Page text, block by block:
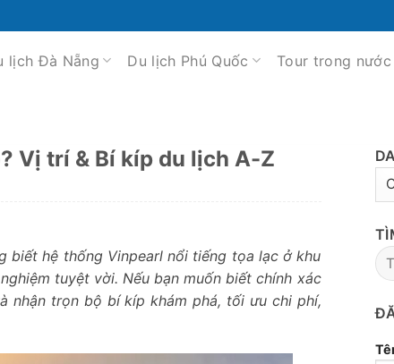
lịch Đà Nẵng Du lịch Phú Quốc Tour trong nước
Vị trí & Bí kíp du lịch A-Z
biết hệ thống Vinpearl nổi tiếng tọa lạc ở khu
tuyệt vời. Nếu bạn muốn biết chính xác
nhận trọn bộ bí kíp khám phá, tối ưu chi phí,